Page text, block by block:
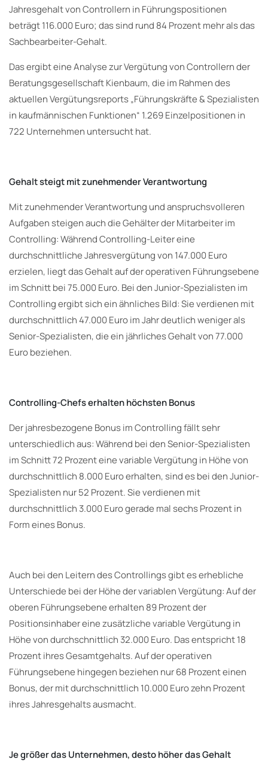
Jahresgehalt von Controllern in Führungspositionen
beträgt 116.000 Euro; das sind rund 84 Prozent mehr als das
Sachbearbeiter-Gehalt.
Das ergibt eine Analyse zur Vergütung von Controllern der
Beratungsgesellschaft Kienbaum, die im Rahmen des
aktuellen Vergütungsreports „Führungskräfte & Spezialisten
in kaufmännischen Funktionen“ 1.269 Einzelpositionen in
722 Unternehmen untersucht hat.
Gehalt steigt mit zunehmender Verantwortung
Mit zunehmender Verantwortung und anspruchsvolleren
Aufgaben steigen auch die Gehälter der Mitarbeiter im
Controlling: Während Controlling-Leiter eine
durchschnittliche Jahresvergütung von 147.000 Euro
erzielen, liegt das Gehalt auf der operativen Führungsebene
im Schnitt bei 75.000 Euro. Bei den Junior-Spezialisten im
Controlling ergibt sich ein ähnliches Bild: Sie verdienen mit
durchschnittlich 47.000 Euro im Jahr deutlich weniger als
Senior-Spezialisten, die ein jährliches Gehalt von 77.000
Euro beziehen.
Controlling-Chefs erhalten höchsten Bonus
Der jahresbezogene Bonus im Controlling fällt sehr
unterschiedlich aus: Während bei den Senior-Spezialisten
im Schnitt 72 Prozent eine variable Vergütung in Höhe von
durchschnittlich 8.000 Euro erhalten, sind es bei den Junior-
Spezialisten nur 52 Prozent. Sie verdienen mit
durchschnittlich 3.000 Euro gerade mal sechs Prozent in
Form eines Bonus.
Auch bei den Leitern des Controllings gibt es erhebliche
Unterschiede bei der Höhe der variablen Vergütung: Auf der
oberen Führungsebene erhalten 89 Prozent der
Positionsinhaber eine zusätzliche variable Vergütung in
Höhe von durchschnittlich 32.000 Euro. Das entspricht 18
Prozent ihres Gesamtgehalts. Auf der operativen
Führungsebene hingegen beziehen nur 68 Prozent einen
Bonus, der mit durchschnittlich 10.000 Euro zehn Prozent
ihres Jahresgehalts ausmacht.
Je größer das Unternehmen, desto höher das Gehalt